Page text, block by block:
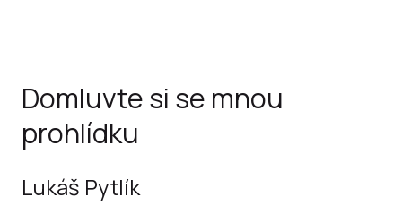
Domluvte si se mnou
prohlídku
Lukáš Pytlík